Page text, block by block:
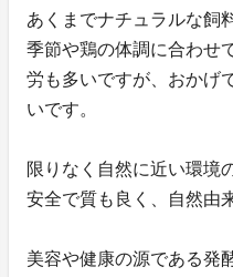
あくまでナチュラルな飼
季節や鶏の体調に合わせ
労も多いですが、おかげ
いです。
限りなく自然に近い環境
安全で質も良く、自然由
美容や健康の源である発